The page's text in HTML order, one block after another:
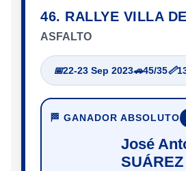
46. RALLYE VILLA
ASFALTO
📅22-23 Sep 2023🚗45/35📏
🏁 GANADOR ABSOLUTO
José
SUÁREZ